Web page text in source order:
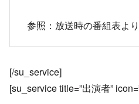
参照：放送時の番組表より
[/su_service]
[su_service title=”出演者”